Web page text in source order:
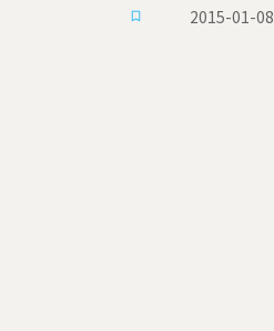
2015-01-08